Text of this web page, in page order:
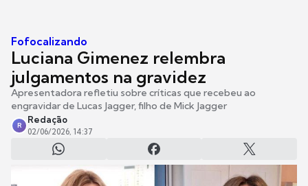
Fofocalizando
Luciana Gimenez relembra
julgamentos na gravidez
Apresentadora refletiu sobre críticas que recebeu ao
engravidar de Lucas Jagger, filho de Mick Jagger
R
Redação
02/06/2026, 14:37